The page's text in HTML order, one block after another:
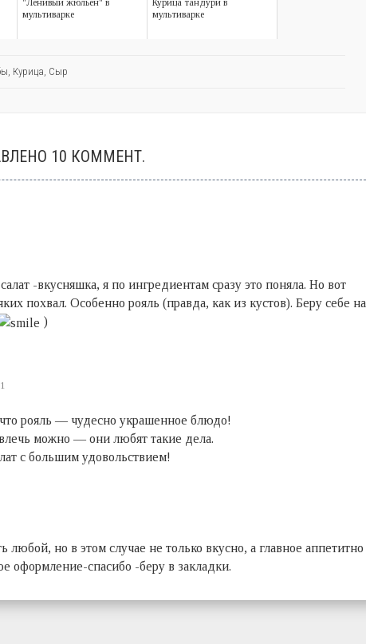
"Ленивый жюльен" в
мультиварке
Курица тандури в
мультиварке
, Курица, Сыр
10 КОММЕНТ.
-вкусняшка, я по ингредиентам сразу это поняла. Но вот
похвал. Особенно рояль (правда, как из кустов). Беру себе на
)
рояль — чудесно украшенное блюдо!
можно — они любят такие дела.
с большим удовольствием!
любой, но в этом случае не только вкусно, а главное аппетитно
оформление-спасибо -беру в закладки.